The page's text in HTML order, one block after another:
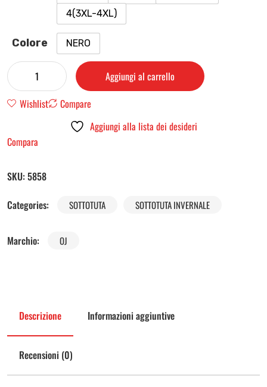
4(3XL-4XL)
Colore NERO
Aggiungi al carrello
Wishlist
Compare
Aggiungi alla lista dei desideri
Compara
SKU: 5858
Categories:
SOTTOTUTA SOTTOTUTA INVERNALE
Marchio: OJ
Descrizione Informazioni aggiuntive
Recensioni (0)